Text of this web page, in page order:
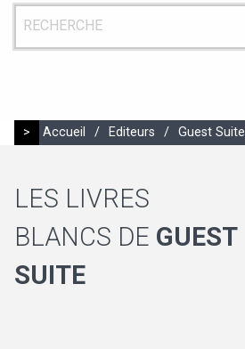
> Accueil / Editeurs / Guest Suite
LES LIVRES
BLANCS DE GUEST
SUITE